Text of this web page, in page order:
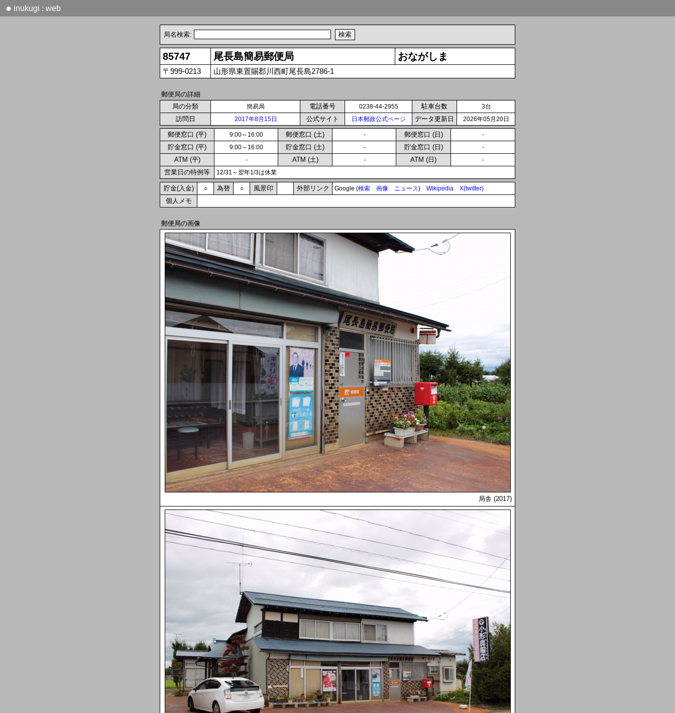
● inukugi : web
局名検索:
85747 尾長島簡易郵便局 おながしま
〒999-0213 山形県東置賜郡川西町尾長島2786-1
郵便局の詳細
局の分類
簡易局 電話番号 0238-44-2955 駐車台数 3台
訪問日 2017年8月15日 公式サイト 日本郵政公式ページ データ更新日 2026年05月20日
郵便窓口 (平) 9:00～16:00 郵便窓口 (土) - 郵便窓口 (日) -
貯金窓口 (平) 9:00～16:00 貯金窓口 (土) - 貯金窓口 (日) -
ATM (平) - ATM (土) - ATM (日) -
営業日の特例等 12/31～翌年1/3は休業
貯金(入金) ○ 為替 ○ 風景印 外部リンク Google (検索 画像 ニュース) Wikipedia X(twitter)
個人メモ
郵便局の画像
局舎 (2017)